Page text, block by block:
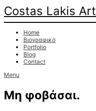
Costas Lakis Art
Home
Βιογραφικό
Portfolio
Blog
Contact
Menu
Μη φοβάσαι.